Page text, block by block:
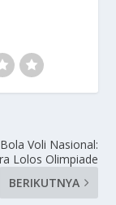
Voli Nasional:
Lolos Olimpiade
BERIKUTNYA